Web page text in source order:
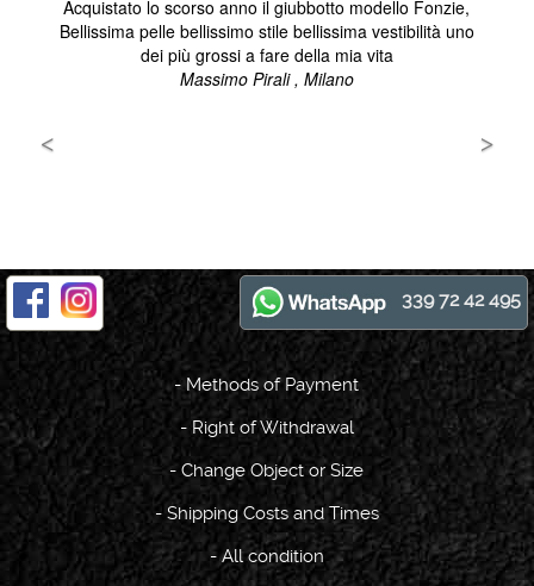
339 72 42 495
- Methods of Payment
- Right of Withdrawal
-Change Object or Size
- Shipping Costs and Times
-All condition